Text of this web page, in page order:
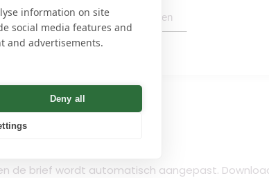
information on site
social media features and
and advertisements.
Deny all
editHandtekening toevoegen
name
de brief wordt automatisch aangepast.